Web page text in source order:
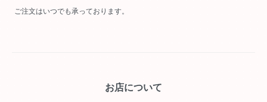
ご注文はいつでも承っております。
お店について